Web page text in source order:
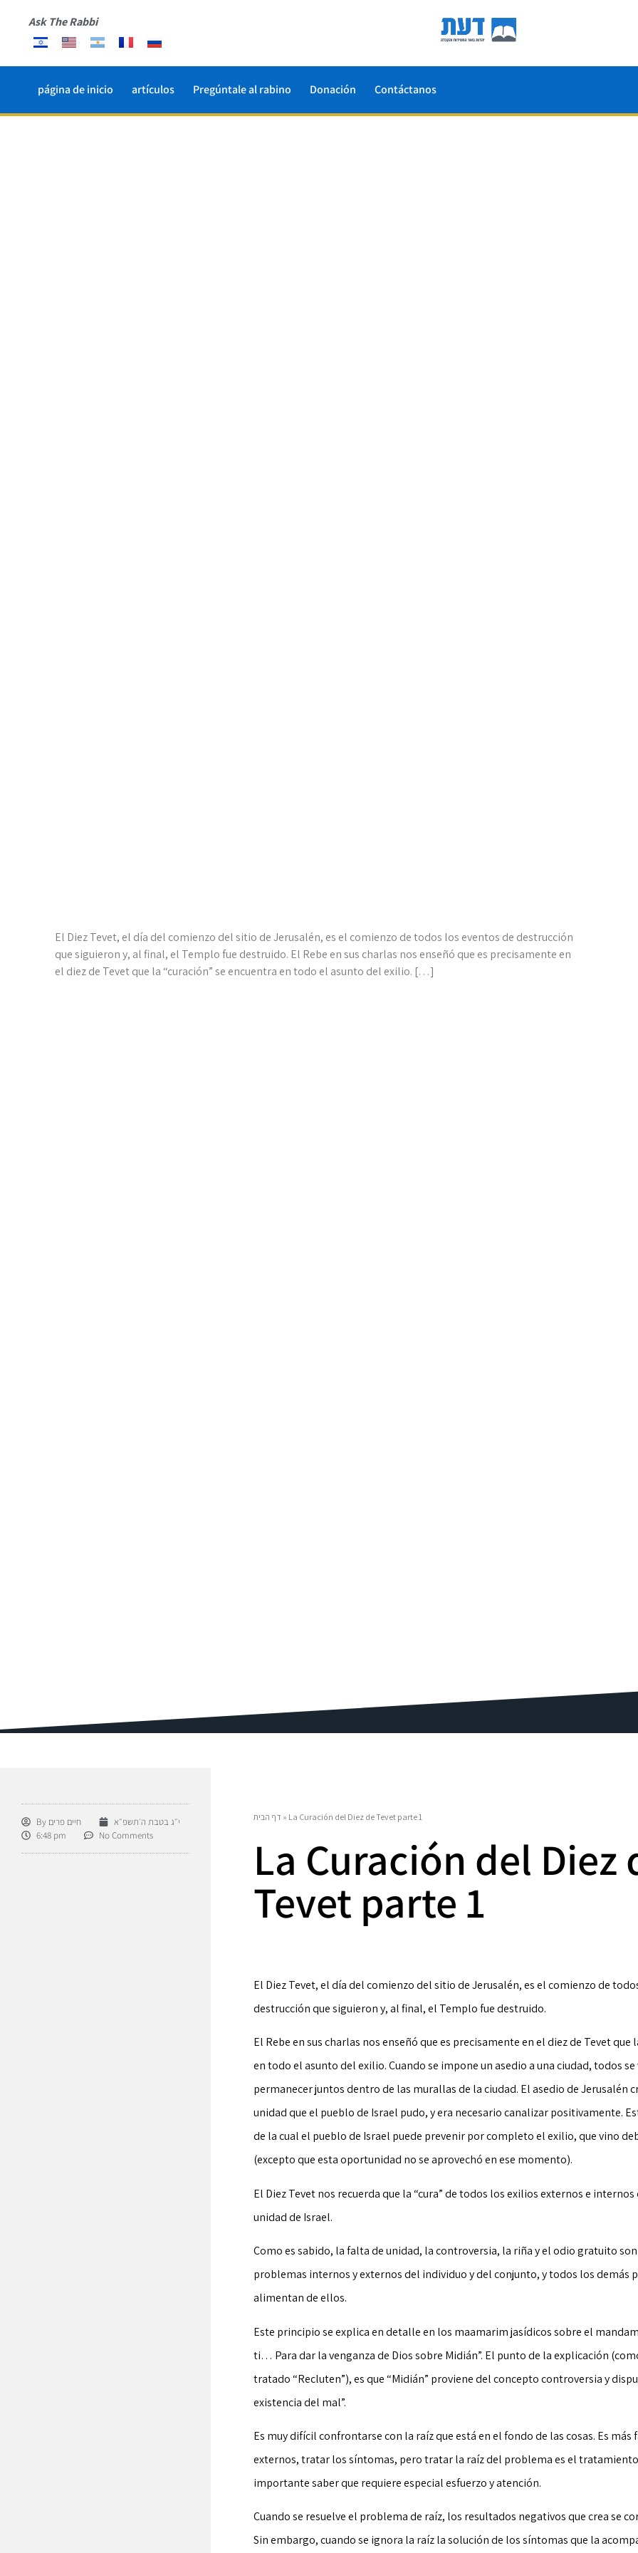
Ask The Rabbi
página de inicio artículos Pregúntale al rabino Donación Contáctanos
El Diez Tevet, el día del comienzo del sitio de Jerusalén, es el comienzo de todos los eventos de destrucción
que siguieron y, al final, el Templo fue destruido. El Rebe en sus charlas nos enseñó que es precisamente en
el diez de Tevet que la “curación” se encuentra en todo el asunto del exilio. […]
By חיים פרים
י״ג בטבת ה׳תשפ״א
6:48 pm
No Comments
דף הבית » La Curación del Diez de Tevet parte 1
La Curación del Diez
Tevet parte 1
El Diez Tevet, el día del comienzo del sitio de Jerusalén, es el comienzo de
destrucción que siguieron y, al final, el Templo fue destruido.
El Rebe en sus charlas nos enseñó que es precisamente en el diez de Tevet que
en todo el asunto del exilio. Cuando se impone un asedio a una ciudad, todos
permanecer juntos dentro de las murallas de la ciudad. El asedio de Jerusalén
unidad que el pueblo de Israel pudo, y era necesario canalizar positivamente.
de la cual el pueblo de Israel puede prevenir por completo el exilio, que vino
(excepto que esta oportunidad no se aprovechó en ese momento).
El Diez Tevet nos recuerda que la “cura” de todos los exilios externos e
unidad de Israel.
Como es sabido, la falta de unidad, la controversia, la riña y el odio gratuito
problemas internos y externos del individuo y del conjunto, y todos los demás
alimentan de ellos.
Este principio se explica en detalle en los maamarim jasídicos sobre el
ti… Para dar la venganza de Dios sobre Midián”. El punto de la explicación
tratado “Recluten”), es que “Midián” proviene del concepto controversia y
existencia del mal”.
Es muy difícil confrontarse con la raíz que está en el fondo de las cosas. Es
externos, tratar los síntomas, pero tratar la raíz del problema es el tratamiento
importante saber que requiere especial esfuerzo y atención.
Cuando se resuelve el problema de raíz, los resultados negativos que crea se
Sin embargo, cuando se ignora la raíz la solución de los síntomas que la